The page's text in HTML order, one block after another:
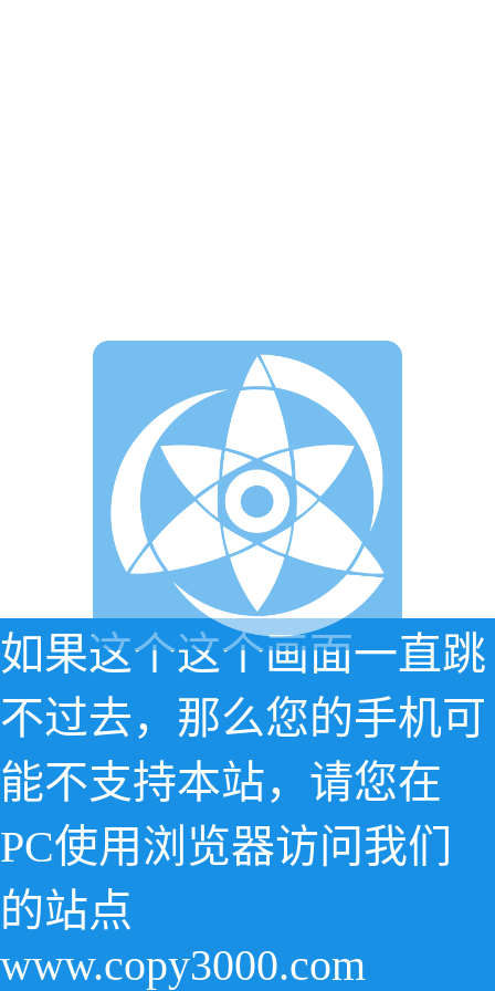
如果这个这个画面一直跳
不过去，那么您的手机可
能不支持本站，请您在
PC使用浏览器访问我们
的站点
www.copy3000.com